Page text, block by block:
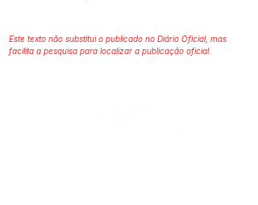
Este texto não substitui o publicado no Diário Oficial, mas
facilita a pesquisa para localizar a publicação oficial.